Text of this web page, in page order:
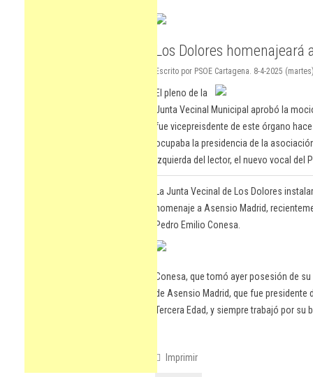
Los Dolores homenajeará
Escrito por PSOE Cartagena. 8-4-2025
El pleno de la
Junta Vecinal Municipal aprobó la
fue vicepreisdente de este órgano
ocupaba la presidencia de la
izquierda del lector, el nuevo vocal del
La Junta Vecinal de Los Dolores
homenaje a Asensio Madrid,
Pedro Emilio Conesa.
Conesa, que tomó ayer posesión de
de Asensio Madrid, que fue
Tercera Edad, y siempre trabajó por
Imprimir